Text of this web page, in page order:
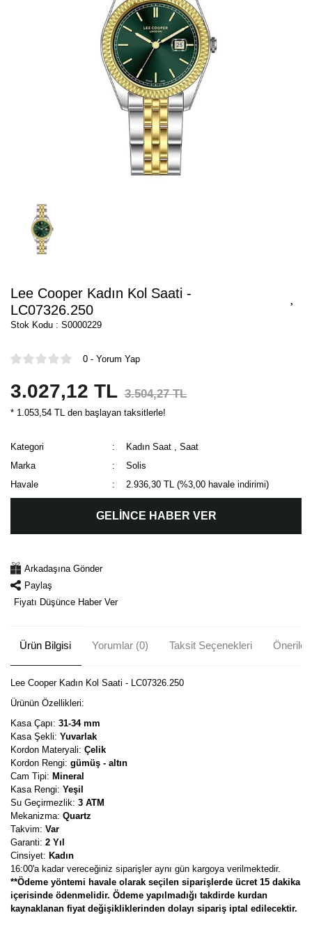
Lee Cooper Kadın Kol Saati -
LC07326.250
Stok Kodu : S0000229
0 - Yorum Yap
3.027,12 TL 3.504,27 TL
* 1.053,54 TL den başlayan taksitlerle!
Kategori Kadın Saat ,Saat
Marka
Solis
Havale
2.936,30 TL (%3,00 havale indirimi)
GELİNCE HABER VER
Arkadaşına Gönder
Paylaş
Fiyatı Düşünce Haber Ver
Ürün Bilgisi Yorumlar (0) Taksit Seçenekleri
Lee Cooper Kadın Kol Saati - LC07326.250
Ürünün Özellikleri:
Kasa Çapı: 31-34 mm
Kasa Şekli: Yuvarlak
Kordon Materyali: Çelik
Kordon Rengi: gümüş - altın
Cam Tipi: Mineral
Kasa Rengi: Yeşil
Su Geçirmezlik: 3 ATM
Mekanizma: Quartz
Takvim: Var
Garanti: 2 Yıl
Cinsiyet: Kadın
16:00'a kadar vereceğiniz siparişler aynı gün kargoya verilmektedir.
**Ödeme yöntemi havale olarak seçilen siparişlerde ücret 15 dakika
içerisinde ödenmelidir. Ödeme yapılmadığı takdirde kurdan
kaynaklanan fiyat değişikliklerinden dolayı sipariş iptal edilecektir.